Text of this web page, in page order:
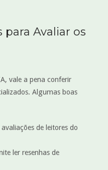
para Avaliar os
vale a pena conferir
Algumas boas
de leitores do
ler resenhas de